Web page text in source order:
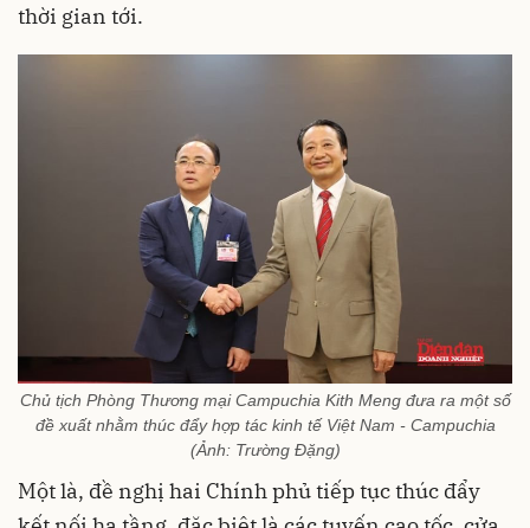
thời gian tới.
Chủ tịch Phòng Thương mại Campuchia Kith Meng đưa ra một số
đề xuất nhằm thúc đẩy hợp tác kinh tế Việt Nam - Campuchia
(Ảnh: Trường Đặng)
Một là, đề nghị hai Chính phủ tiếp tục thúc đẩy